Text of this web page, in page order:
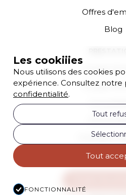
Les cookiiies
Nous utilisons des cookies
expérience. Consultez notre
confidentialité.
Tout
Tout
FONCTIONNALITÉ
Offres
Blog
Coupe
Coupe
Coloration